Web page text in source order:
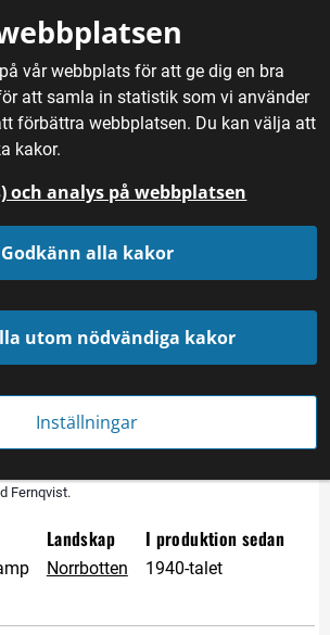
vår webbplats för att ge dig en bra
att samla in statistik som vi använder
förbättra webbplatsen. Du kan välja att
kakor.
och analys på webbplatsen
Godkänn alla kakor
utom nödvändiga kakor
Inställningar
och svamp / Allåkerbär från Norrland
från Norrland
Fernqvist.
Landskap
Norrbotten
I produktion sedan
1940-talet